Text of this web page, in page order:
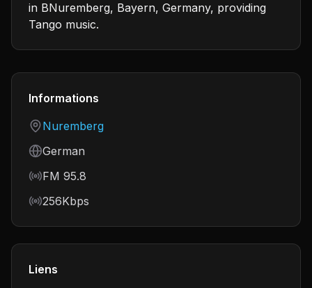
in BNuremberg, Bayern, Germany, providing
Tango music.
Informations
Country
Nuremberg
Language
German
Frequency
FM 95.8
Bitrate
256Kbps
Liens